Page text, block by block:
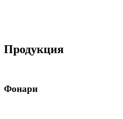
Продукция
Фонари